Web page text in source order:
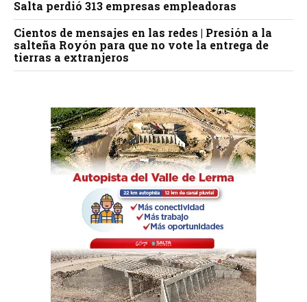
Salta perdió 313 empresas empleadoras
Cientos de mensajes en las redes | Presión a la
salteña Royón para que no vote la entrega de
tierras a extranjeros